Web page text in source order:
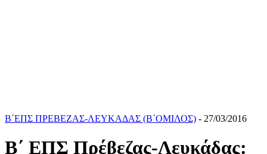
Β΄ΕΠΣ ΠΡΕΒΕΖΑΣ-ΛΕΥΚΑΔΑΣ (Β΄ΟΜΙΛΟΣ) - 27/03/2016
Β΄ ΕΠΣ Πρέβεζας-Λευκάδας: